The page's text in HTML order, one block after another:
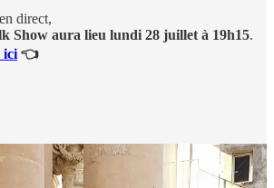
direct,
Show aura lieu lundi 28 juillet à 19h15.
ici 👈